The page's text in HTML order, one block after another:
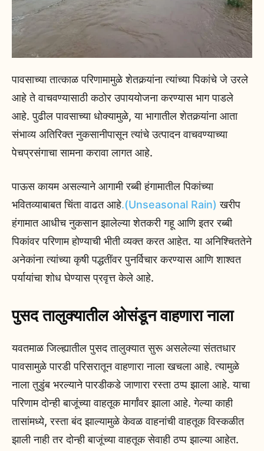
पावसाच्या तात्काळ परिणामामुळे शेतकर्‍यांना त्यांच्या पिकांचे जे उरले
आहे ते वाचवण्यासाठी कठोर उपाययोजना करण्यास भाग पाडले
आहे. पुढील पावसाच्या धोक्यामुळे, या भागातील शेतकर्‍यांना आता
संभाव्य अतिरिक्त नुकसानीपासून त्यांचे उत्पादन वाचवण्याच्या
पेचप्रसंगाचा सामना करावा लागत आहे.
पाऊस कायम असल्याने आगामी रब्बी हंगामातील पिकांच्या
भवितव्याबाबत चिंता वाढत आहे.(Unseasonal Rain) खरीप
हंगामात आधीच नुकसान झालेल्या शेतकरी गहू आणि इतर रब्बी
पिकांवर परिणाम होण्याची भीती व्यक्त करत आहेत. या अनिश्चिततेने
अनेकांना त्यांच्या कृषी पद्धतींवर पुनर्विचार करण्यास आणि शाश्वत
पर्यायांचा शोध घेण्यास प्रवृत्त केले आहे.
पुसद तालुक्यातील ओसंडून वाहणारा नाला
यवतमाळ जिल्ह्यातील पुसद तालुक्यात सुरू असलेल्या संततधार
पावसामुळे पारडी परिसरातून वाहणारा नाला खचला आहे. त्यामुळे
नाला तुडुंब भरल्याने पारडीकडे जाणारा रस्ता ठप्प झाला आहे. याचा
परिणाम दोन्ही बाजूंच्या वाहतूक मार्गांवर झाला आहे. गेल्या काही
तासांमध्ये, रस्ता बंद झाल्यामुळे केवळ वाहनांची वाहतूक विस्कळीत
झाली नाही तर दोन्ही बाजूंच्या वाहतूक सेवाही ठप्प झाल्या आहेत.